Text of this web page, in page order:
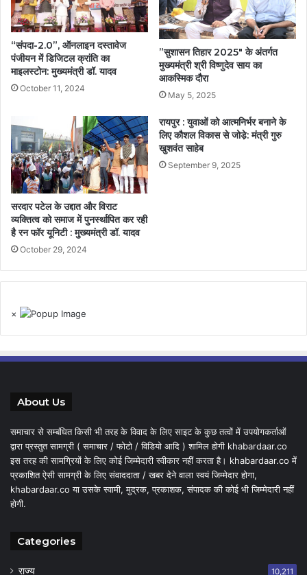
“संपदा-2.0”, ऑनलाइन दस्तावेज
पंजीयन में डिजिटल क्रांति का
माइलस्टोन: मुख्यमंत्री डॉ. यादव
October 11, 2024
”सुशासन तिहार 2025″ के अंतर्गत
मुख्यमंत्री श्री विष्णुदेव साय का
आकस्मिक दौरा
May 5, 2025
सरदार पटेल के उद्दात और विराट
व्यक्तित्व को समाज में पुनर्स्थापित कर रही
है रन फॉर यूनिटी : मुख्यमंत्री डॉ. यादव
October 29, 2024
रायपुर : युवाओं को आत्मनिर्भर बनाने के
लिए कौशल विकास से जोडे़: मंत्री गुरु
खुशवंत साहेब
September 9, 2025
×
About Us
समाचार से सम्बंधित किसी भी तरह के विवाद के लिए साइट के कुछ तत्वों में उपयोगकर्ताओं
द्वारा प्रस्तुत सामग्री ( समाचार / फोटो / विडियो आदि ) शामिल होगी khabardaar.co
इस तरह की सामग्रियों के लिए कोई जिम्मेदारी स्वीकार नहीं करता है। khabardaar.co में
प्रकाशित ऐसी सामग्री के लिए संवाददाता / खबर देने वाला स्वयं जिम्मेदार होगा,
khabardaar.co या उसके स्वामी, मुद्रक, प्रकाशक, संपादक की कोई भी जिम्मेदारी नहीं
होगी.
Categories
राज्य 10,211